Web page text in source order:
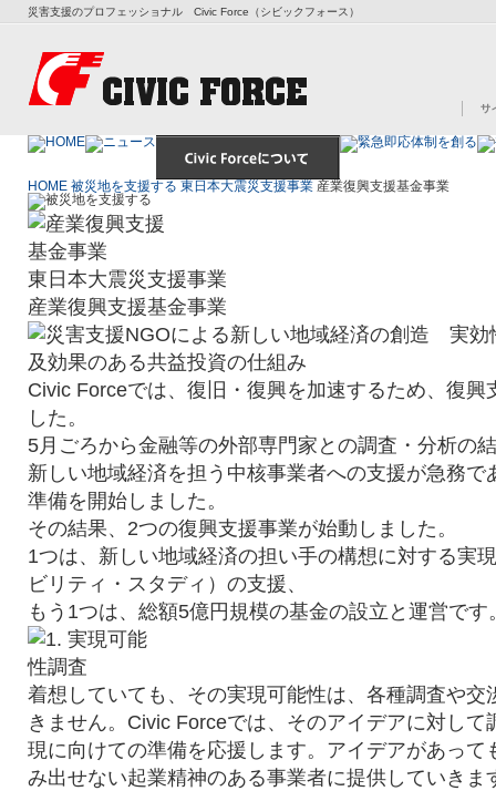
災害支援のプロフェッショナル Civic Force（シビックフォース）
HOME 被災地を支援する 東日本大震災支援事業 産業復興支援基金事業
東日本大震災支援事業
産業復興支援基金事業
Civic Forceでは、復旧・復興を加速するため、復興
した。
5月ごろから金融等の外部専門家との調査・分析の
新しい地域経済を担う中核事業者への支援が急務で
準備を開始しました。
その結果、2つの復興支援事業が始動しました。
1つは、新しい地域経済の担い手の構想に対する実
ビリティ・スタディ）の支援、
もう1つは、総額5億円規模の基金の設立と運営です
着想していても、その実現可能性は、各種調査や交
きません。Civic Forceでは、そのアイデアに対して
現に向けての準備を応援します。アイデアがあって
み出せない起業精神のある事業者に提供していきま